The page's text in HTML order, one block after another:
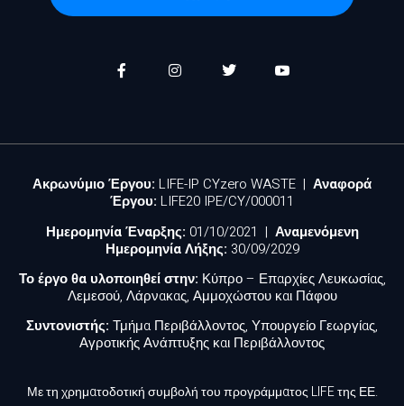
Ακρωνύμιο Έργου: LIFE-IP CYzero WASTE | Αναφορά
Έργου: LIFE20 IPE/CY/000011
Ημερομηνία Έναρξης: 01/10/2021 | Αναμενόμενη
Ημερομηνία Λήξης: 30/09/2029
Το έργο θα υλοποιηθεί στην: Κύπρο – Επαρχίες Λευκωσίας,
Λεμεσού, Λάρνακας, Αμμοχώστου και Πάφου
Συντονιστής: Τμήμα Περιβάλλοντος, Υπουργείο Γεωργίας,
Αγροτικής Ανάπτυξης και Περιβάλλοντος
Με τη χρηματοδοτική συμβολή του προγράμματος LIFE της ΕΕ.